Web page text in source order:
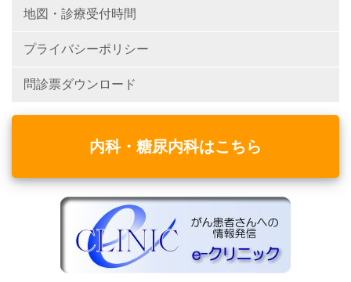
地図・診療受付時間
プライバシーポリシー
問診票ダウンロード
内科・糖尿内科はこちら